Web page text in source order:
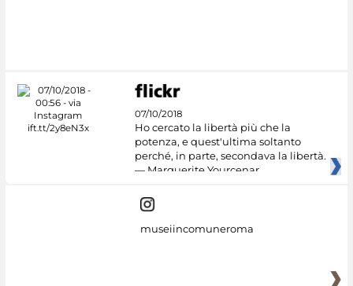
07/10/2018
Ho cercato la libertà più che la
potenza, e quest'ultima soltanto
perché, in parte, secondava la libertà.
— Marguerite Yourcenar
museiincomuneroma